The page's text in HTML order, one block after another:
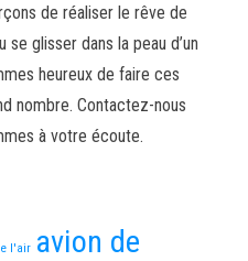
de réaliser le rêve de
glisser dans la peau d’un
heureux de faire ces
nombre. Contactez-nous
à votre écoute.
l'air avion de